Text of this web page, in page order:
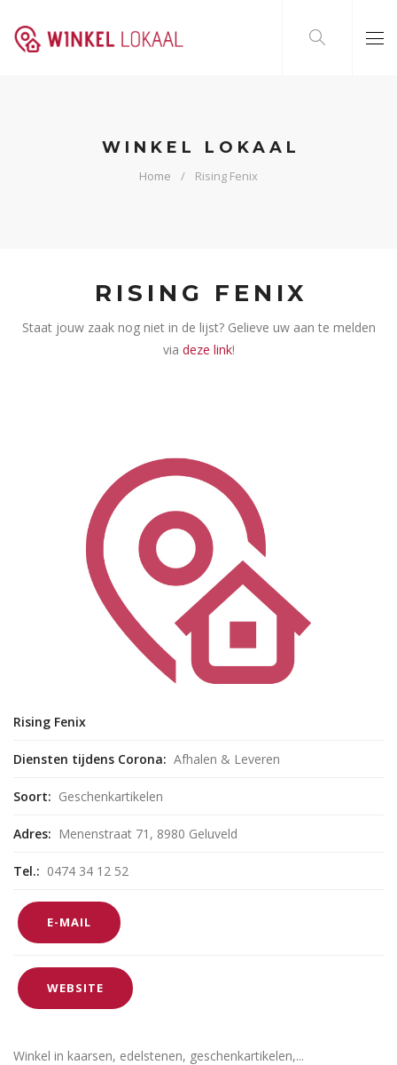
WINKEL LOKAAL
Home Rising Fenix
RISING FENIX
Staat jouw zaak nog niet in de lijst? Gelieve uw aan te melden
via deze link!
Rising Fenix
Diensten tijdens Corona: Afhalen & Leveren
Soort: Geschenkartikelen
Adres: Menenstraat 71, 8980 Geluveld
Tel.: 0474 34 12 52
E-MAIL
WEBSITE
Winkel in kaarsen, edelstenen, geschenkartikelen,...